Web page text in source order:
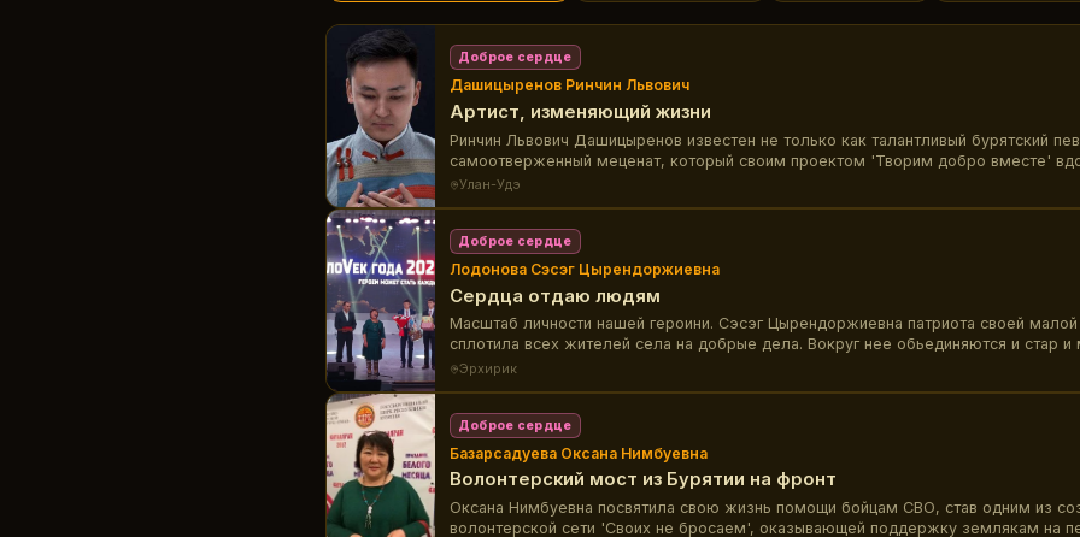
Доброе сердце
Дашицыренов Ринчин Львович
Артист, изменяющий жизни
Ринчин Львович Дашицыренов известен не только как талантливый бурятский
самоотверженный меценат, который своим проектом 'Творим добро вместе'
тысячи людей на благие поступки.
Улан-Удэ
Доброе сердце
Лодонова Сэсэг Цырендоржиевна
Сердца отдаю людям
Масштаб личности нашей героини. Сэсэг Цырендоржиевна патриота своей
сплотила всех жителей села на добрые дела. Вокруг нее обьединяются и стар и
поднимает значимость каждого человека в общественной жизни села.
Эрхирик
Доброе сердце
Базарсадуева Оксана Нимбуевна
Волонтерский мост из Бурятии на фронт
Оксана Нимбуевна посвятила свою жизнь помощи бойцам СВО, став одним из
волонтерской сети 'Своих не бросаем', оказывающей поддержку землякам на